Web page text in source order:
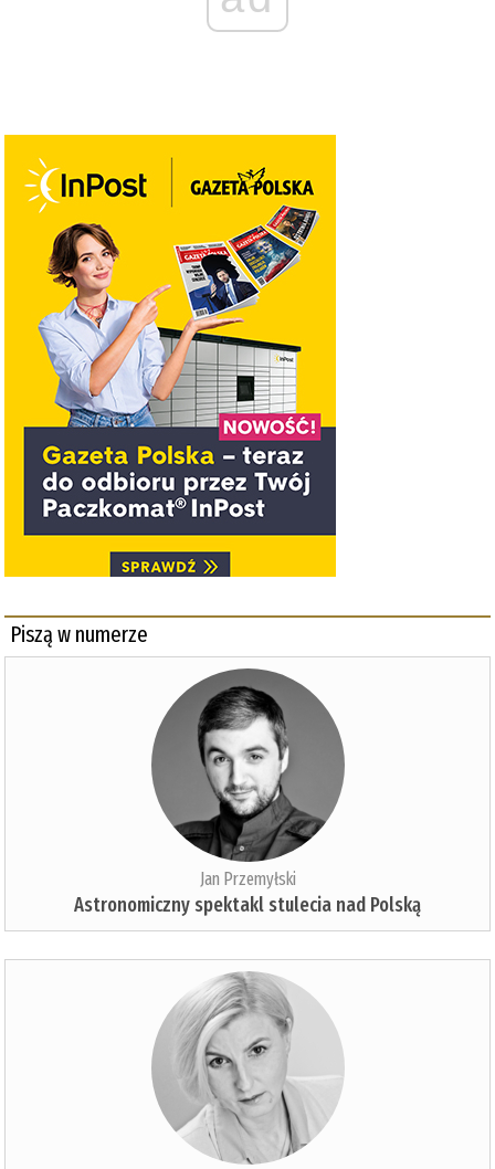
Piszą w numerze
Jan Przemyłski
Astronomiczny spektakl stulecia nad Polską